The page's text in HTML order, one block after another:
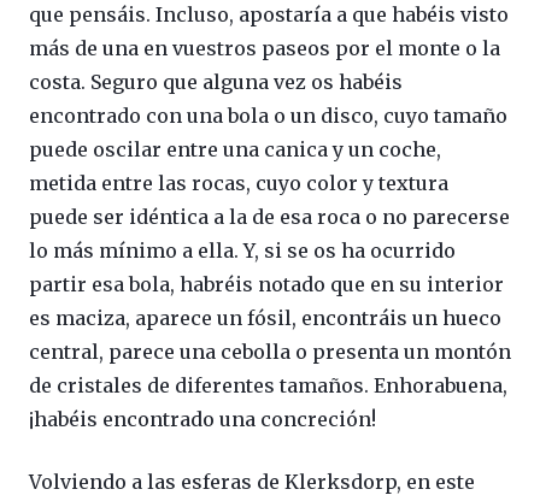
que pensáis. Incluso, apostaría a que habéis visto
más de una en vuestros paseos por el monte o la
costa. Seguro que alguna vez os habéis
encontrado con una bola o un disco, cuyo tamaño
puede oscilar entre una canica y un coche,
metida entre las rocas, cuyo color y textura
puede ser idéntica a la de esa roca o no parecerse
lo más mínimo a ella. Y, si se os ha ocurrido
partir esa bola, habréis notado que en su interior
es maciza, aparece un fósil, encontráis un hueco
central, parece una cebolla o presenta un montón
de cristales de diferentes tamaños. Enhorabuena,
¡habéis encontrado una concreción!
Volviendo a las esferas de Klerksdorp, en este